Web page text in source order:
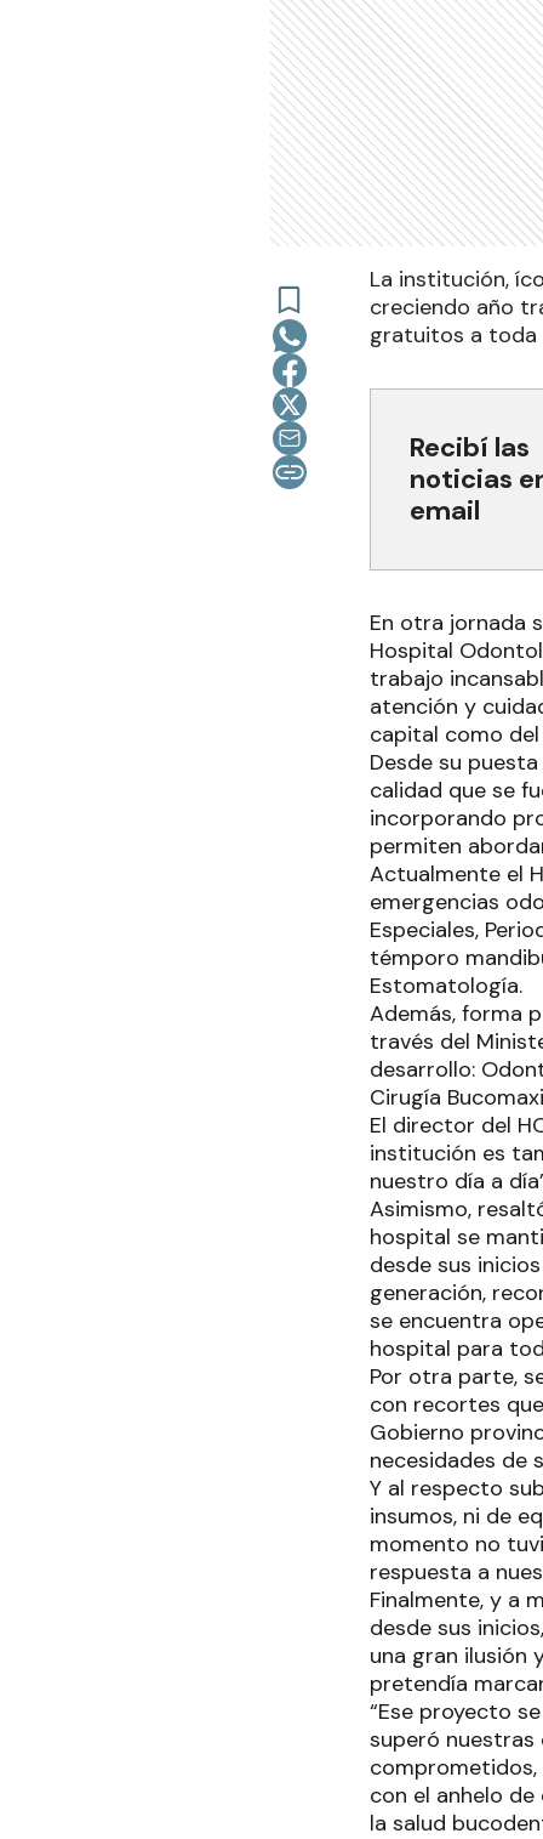
La institución,
creciendo año
gratuitos a toda
Recibí las
noticias
email
En otra jornada
Hospital
trabajo
atención y
capital como
Desde su
calidad que se
incorporando
permiten
Actualmente el
emergencias
Especiales,
témporo
Estomatología.
Además, forma
través del
desarrollo:
Cirugía
El director del
institución es
nuestro día a
Asimismo,
hospital se
desde sus
generación,
se encuentra
hospital para
Por otra parte,
con recortes
Gobierno
necesidades de
Y al respecto
insumos, ni de
momento no
respuesta a
Finalmente, y a
desde sus
una gran ilusión
pretendía
“Ese proyecto
superó
con el anhelo
la salud